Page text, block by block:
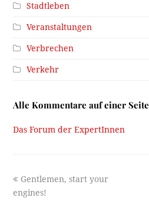
Stadtleben
Veranstaltungen
Verbrechen
Verkehr
Alle Kommentare auf einer Seite
Das Forum der ExpertInnen
previous
post:
Gentlemen, start your
engines!